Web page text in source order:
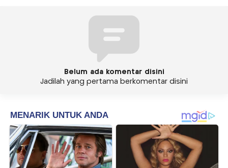
Belum ada komentar disini
Jadilah yang pertama berkomentar disini